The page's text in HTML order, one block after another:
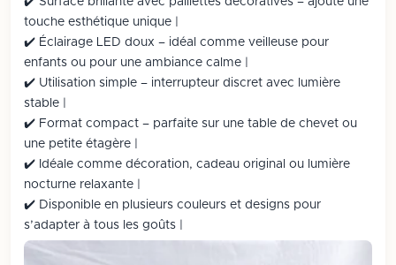
touche esthétique unique |
✔️ Éclairage LED doux – idéal comme veilleuse pour
enfants ou pour une ambiance calme |
✔️ Utilisation simple – interrupteur discret avec lumière
stable |
✔️ Format compact – parfaite sur une table de chevet ou
une petite étagère |
✔️ Idéale comme décoration, cadeau original ou lumière
nocturne relaxante |
✔️ Disponible en plusieurs couleurs et designs pour
s’adapter à tous les goûts |